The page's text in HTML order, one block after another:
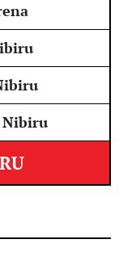
Nibiru